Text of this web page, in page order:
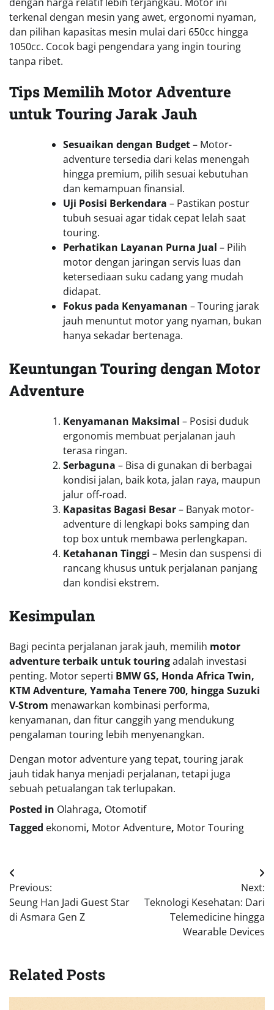
terkenal dengan mesin yang awet, ergonomi nyaman,
dan pilihan kapasitas mesin mulai dari 650cc hingga
1050cc. Cocok bagi pengendara yang ingin touring
tanpa ribet.
Tips Memilih Motor Adventure
untuk Touring Jarak Jauh
Sesuaikan dengan Budget– Motor-
adventure tersedia dari kelas menengah
hingga premium, pilih sesuai kebutuhan
dan kemampuan finansial.
Uji Posisi Berkendara – Pastikan postur
tubuh sesuai agar tidak cepat lelah saat
touring.
Perhatikan Layanan Purna Jual – Pilih
motor dengan jaringan servis luas dan
ketersediaan suku cadang yang mudah
didapat.
Fokus pada Kenyamanan – Touring jarak
jauh menuntut motor yang nyaman, bukan
hanya sekadar bertenaga.
Keuntungan Touring dengan Motor
Adventure
Kenyamanan Maksimal – Posisi duduk
ergonomis membuat perjalanan jauh
terasa ringan.
Serbaguna – Bisa di gunakan di berbagai
kondisi jalan, baik kota, jalan raya, maupun
jalur off-road.
Kapasitas Bagasi Besar– Banyak motor-
adventure di lengkapi boks samping dan
top box untuk membawa perlengkapan.
Ketahanan Tinggi – Mesin dan suspensi di
rancang khusus untuk perjalanan panjang
dan kondisi ekstrem.
Kesimpulan
Bagi pecinta perjalanan jarak jauh, memilih motor
adventure terbaik untuk touringadalah investasi
penting. Motor seperti BMW GS, Honda Africa Twin,
KTM Adventure, Yamaha Tenere 700, hingga Suzuki
V-Strom menawarkan kombinasi performa,
kenyamanan, dan fitur canggih yang mendukung
pengalaman touring lebih menyenangkan.
Dengan motor adventure yang tepat, touring jarak
jauh tidak hanya menjadi perjalanan, tetapi juga
sebuah petualangan tak terlupakan.
Posted in Olahraga, Otomotif
Tagged ekonomi, Motor Adventure, Motor Touring
Navigasi
pos
Previous:
Seung Han Jadi Guest Star
di Asmara Gen Z
Next:
Teknologi Kesehatan: Dari
Telemedicine hingga
Wearable Devices
Related Posts